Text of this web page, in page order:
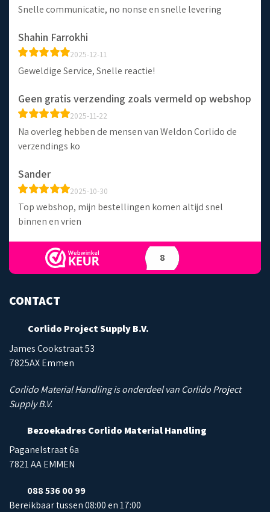
Snelle communicatie, no nonse en snelle levering
Shahin Farrokhi
2025-12-11
Geweldige Service, Snelle reactie!
Geen gratis verzending zoals vermeld op webshop
2025-11-22
Na overleg hebben de mensen van Weldon Corlido de
verzendings ko
Sander
2025-10-30
Top webshop, mijn bestellingen komen altijd snel
binnen en vrien
8
CONTACT
Corlido Project Supply B.V.
James Cookstraat 53
7825AX Emmen
Corlido Material Handling is onderdeel van Corlido Project
Supply B.V.
Bezoekadres Corlido Material Handling
Paganelstraat 6a
7821 AA EMMEN
088 536 00 99
Bereikbaar tussen 08:00 en 17:00